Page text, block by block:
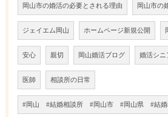
岡山市の婚活の必要とされる理由 岡山市の
ジェイエム岡山 ホームページ新規公開
安心 親切 岡山婚活ブログ 婚活シニ
医師 相談所の日常
#岡山 #結婚相談所 #岡山市 #岡山県 #結婚